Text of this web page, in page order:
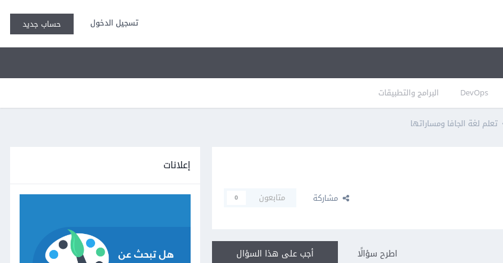
تسجيل الدخول حساب جديد
DevOps البرامج والتطبيقات
تعلم لغة الجافا ومساراتها
مشاركة متابعون 0
أجب على هذا السؤال اطرح سؤالًا
إعلانات